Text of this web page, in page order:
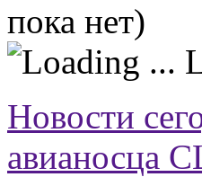
пока нет)
Новости
авианосца